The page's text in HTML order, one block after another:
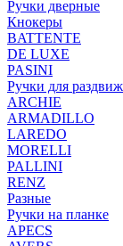
Ручки дверные
Кнокеры
BATTENTE
DE LUXE
PASINI
Ручки для
ARCHIE
ARMADILLO
LAREDO
MORELLI
PALLINI
RENZ
Разные
Ручки на планке
APECS